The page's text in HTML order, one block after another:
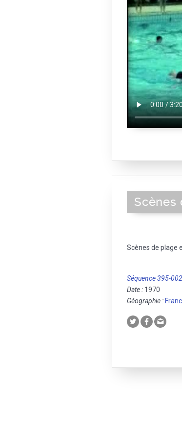
Scènes
Scènes de plage
Séquence 395-002
Date : 1970
Géographie :